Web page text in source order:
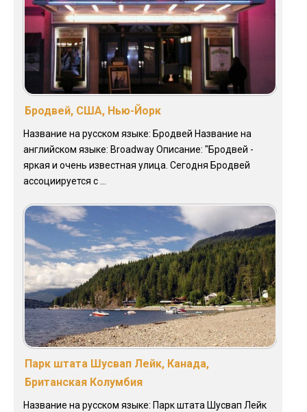
Бродвей, США, Нью-Йорк
Название на русском языке: Бродвей Название на
английском языке: Broadway Описание: "Бродвей -
яркая и очень известная улица. Сегодня Бродвей
ассоциируется с ...
Парк штата Шусвап Лейк, Канада,
Британская Колумбия
Название на русском языке: Парк штата Шусвап Лейк